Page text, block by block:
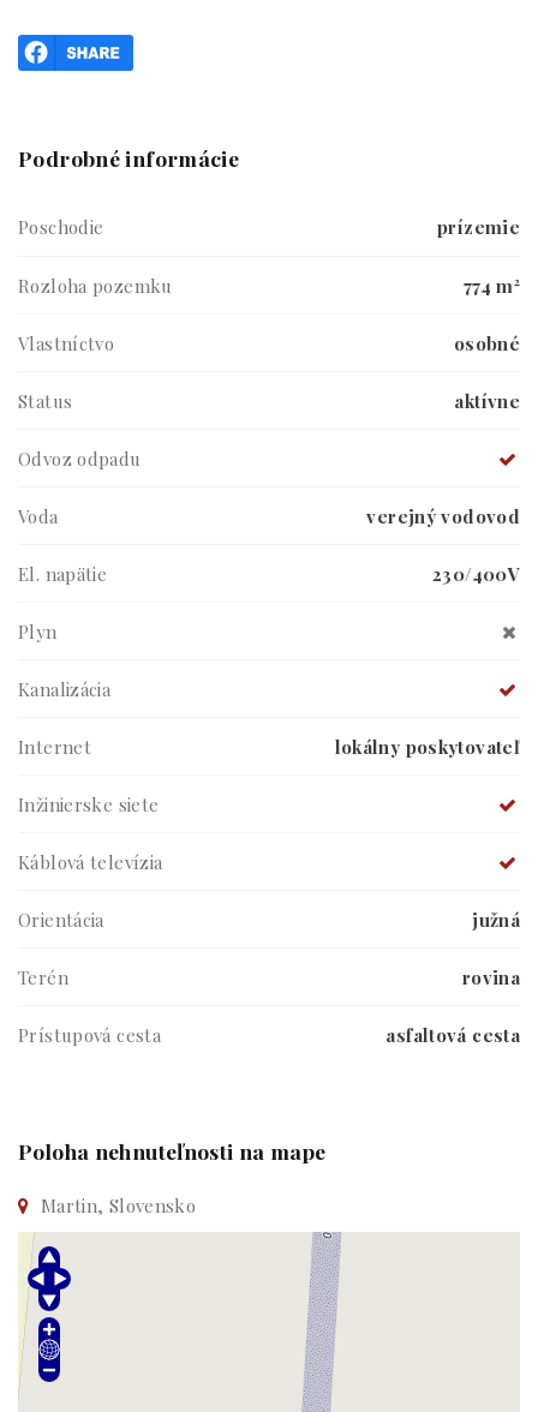
Podrobné informácie
Poschodie prízemie
Rozloha pozemku 774 m²
Vlastníctvo osobné
Status aktívne
Odvoz odpadu
Voda verejný vodovod
El. napätie 230/400V
Plyn
Kanalizácia
Internet lokálny poskytovateľ
Inžinierske siete
Káblová televízia
Orientácia južná
Terén rovina
Prístupová cesta asfaltová cesta
Poloha nehnuteľnosti na mape
Martin, Slovensko